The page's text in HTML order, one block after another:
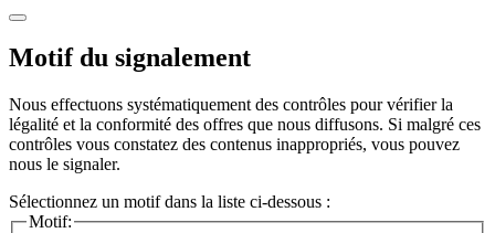
Motif du signalement
Nous effectuons systématiquement des contrôles pour vérifier la
légalité et la conformité des offres que nous diffusons. Si malgré ces
contrôles vous constatez des contenus inappropriés, vous pouvez
nous le signaler.
Sélectionnez un motif dans la liste ci-dessous :
Motif: